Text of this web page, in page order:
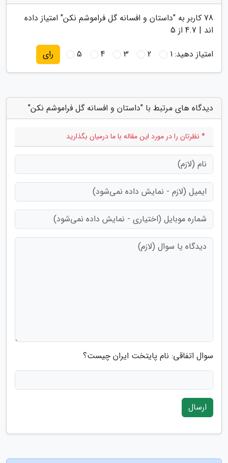
78 کاربر به "داستان و افسانه گل فراموشم نکن" امتیاز داده
اند | 4.7 از 5
امتیاز دهید:1
2
3
4
5 رای
دیدگاه های مرتبط با "داستان و افسانه گل فراموشم نکن"
* نظرتان را در مورد این مقاله با ما درمیان بگذارید
سوال اتفاقی: نام پایتخت ایران چیست؟
ارسال